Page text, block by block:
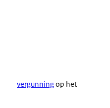
vergunningop het